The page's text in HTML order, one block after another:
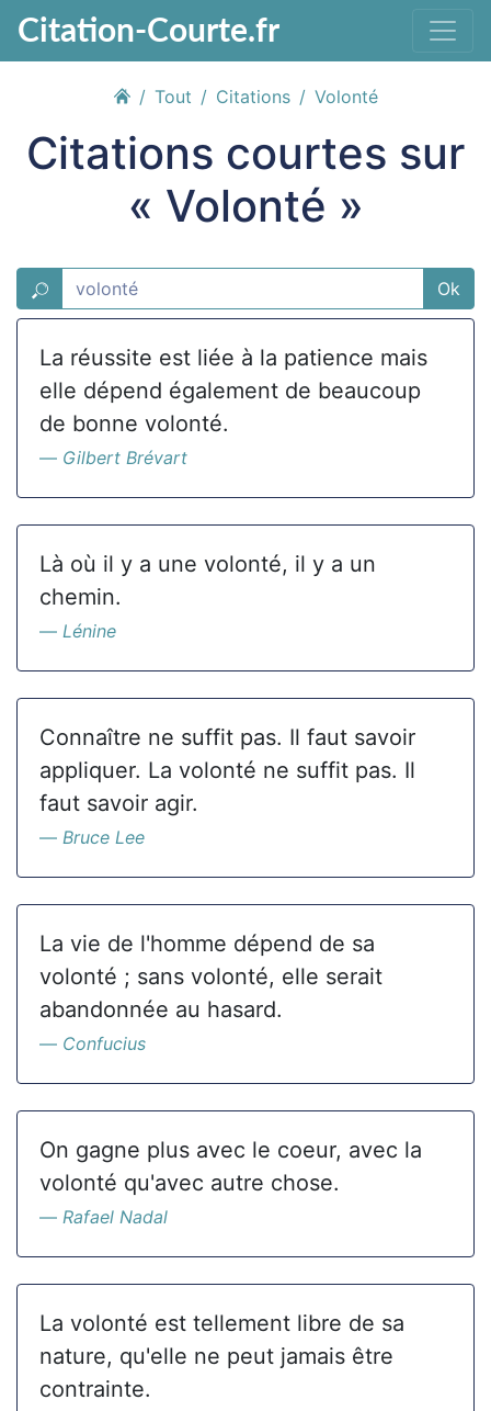
Citation-Courte.fr
Tout Citations Volonté
Citations courtes sur
« Volonté »
Ok
La réussite est liée à la patience mais
elle dépend également de beaucoup
de bonne volonté.
Gilbert Brévart
Là où il y a une volonté, il y a un
chemin.
Lénine
Connaître ne suffit pas. Il faut savoir
appliquer. La volonté ne suffit pas. Il
faut savoir agir.
Bruce Lee
La vie de l'homme dépend de sa
volonté ; sans volonté, elle serait
abandonnée au hasard.
Confucius
On gagne plus avec le coeur, avec la
volonté qu'avec autre chose.
Rafael Nadal
La volonté est tellement libre de sa
nature, qu'elle ne peut jamais être
contrainte.